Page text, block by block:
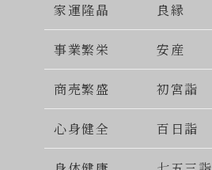
家運隆晶 良縁
事業繁栄 安産
商売繁盛 初宮詣
心身健全 百日詣